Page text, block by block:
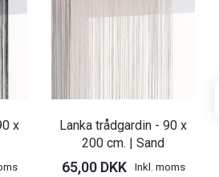
x
Lanka trådgardin - 90 x
200 cm. | Sand
65,00 DKK Inkl. moms